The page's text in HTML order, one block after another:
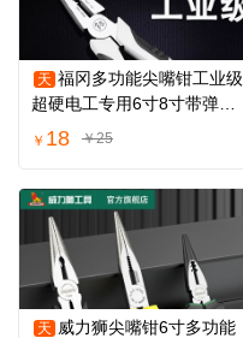
天 福冈多功能尖嘴钳工业级
超硬电工专用6寸8寸带弹簧
家用钳子大全
￥ 18 ￥25
天 威力狮尖嘴钳6寸多功能